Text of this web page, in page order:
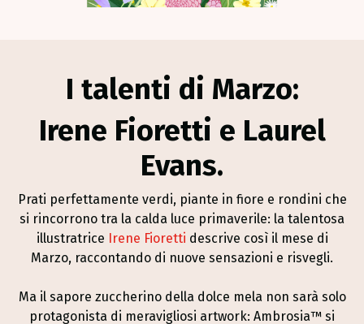
I talenti di Marzo:
Irene Fioretti e Laurel
Evans.
Prati perfettamente verdi, piante in fiore e rondini che
si rincorrono tra la calda luce primaverile: la talentosa
illustratrice Irene Fioretti descrive così il mese di
Marzo, raccontando di nuove sensazioni e risvegli.
Ma il sapore zuccherino della dolce mela non sarà solo
protagonista di meravigliosi artwork: Ambrosia™ si
Esplora Il Profilo Instagram Di Melambrosia